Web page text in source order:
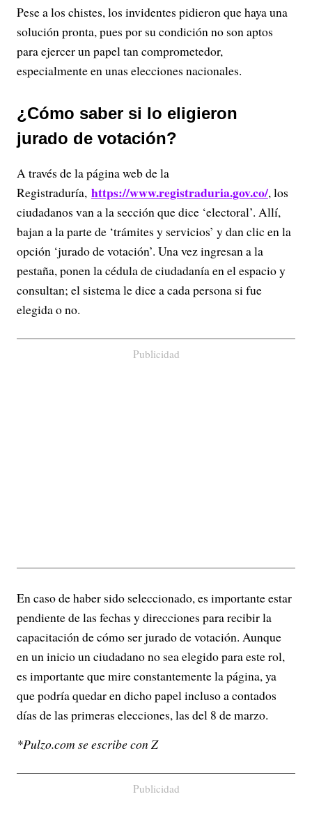
Pese a los chistes, los invidentes pidieron que haya una
solución pronta, pues por su condición no son aptos
para ejercer un papel tan comprometedor,
especialmente en unas elecciones nacionales.
¿Cómo saber si lo eligieron
jurado de votación?
A través de la página web de la
Registraduría, https://www.registraduria.gov.co/, los
ciudadanos van a la sección que dice ‘electoral’. Allí,
bajan a la parte de ‘trámites y servicios’ y dan clic en la
opción ‘jurado de votación’. Una vez ingresan a la
pestaña, ponen la cédula de ciudadanía en el espacio y
consultan; el sistema le dice a cada persona si fue
elegida o no.
Publicidad
En caso de haber sido seleccionado, es importante estar
pendiente de las fechas y direcciones para recibir la
capacitación de cómo ser jurado de votación. Aunque
en un inicio un ciudadano no sea elegido para este rol,
es importante que mire constantemente la página, ya
que podría quedar en dicho papel incluso a contados
días de las primeras elecciones, las del 8 de marzo.
*Pulzo.com se escribe con Z
Publicidad